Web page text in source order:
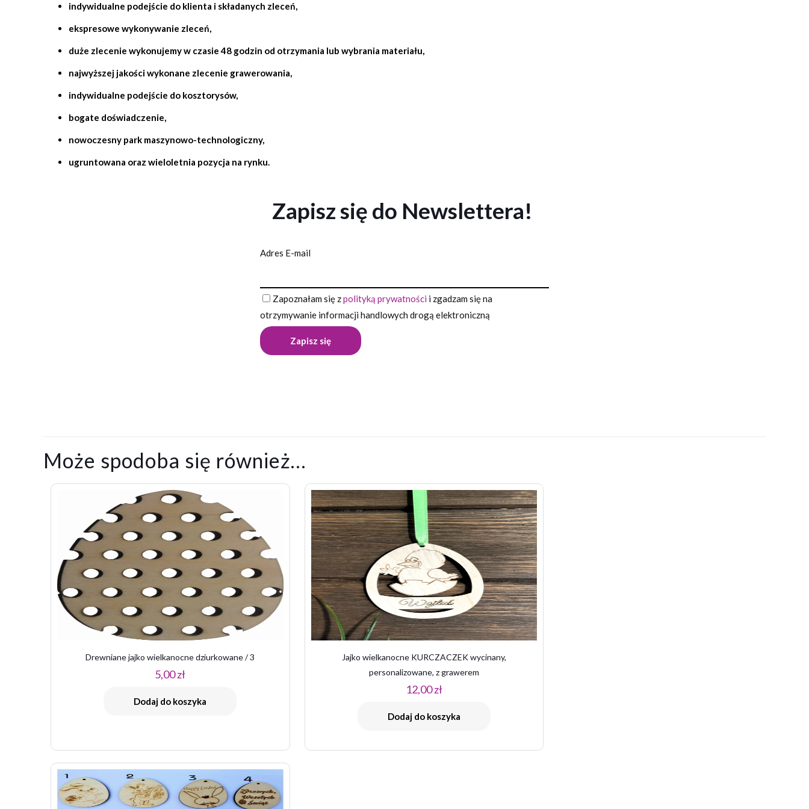
indywidualne podejście do klienta i składanych zleceń,
ekspresowe wykonywanie zleceń,
duże zlecenie wykonujemy w czasie 48 godzin od otrzymania lub wybrania materiału,
najwyższej jakości wykonane zlecenie grawerowania,
indywidualne podejście do kosztorysów,
bogate doświadczenie,
nowoczesny park maszynowo-technologiczny,
ugruntowana oraz wieloletnia pozycja na rynku.
Zapisz się do Newslettera!
Adres E-mail
Zapoznałam się zpolityką prywatności i zgadzam się na
otrzymywanie informacji handlowych drogą elektroniczną
Może spodoba się również…
Drewniane jajko wielkanocne dziurkowane / 3
5,00zł
Dodaj do koszyka
Jajko wielkanocne KURCZACZEK wycinany,
personalizowane, z grawerem
12,00zł
Dodaj do koszyka